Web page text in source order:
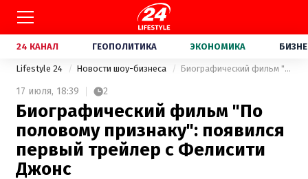
24 КАНАЛ ГЕОПОЛИТИКА ЭКОНОМИКА
Lifestyle 24 Новости шоу-бизнеса Биографический фильм "По половому признаку": появился первый трейлер с Фелисити Джонс
17 июля, 18:39 2
Биографический фильм "По
половому признаку": появился
первый трейлер с Фелисити
Джонс